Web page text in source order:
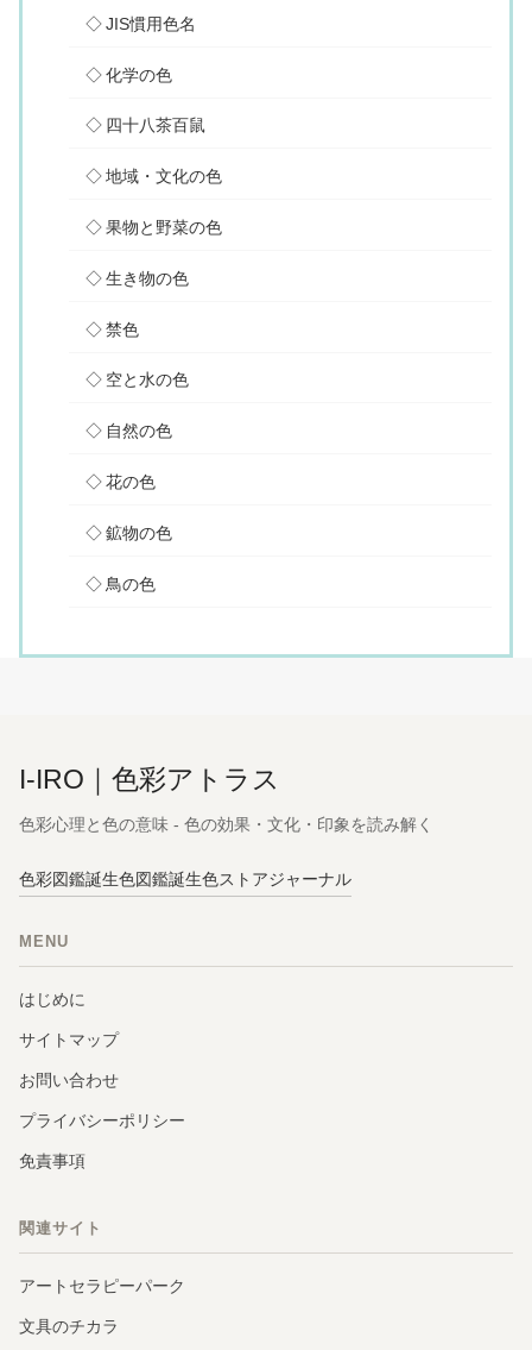
JIS慣用色名
化学の色
四十八茶百鼠
地域・文化の色
果物と野菜の色
生き物の色
禁色
空と水の色
自然の色
花の色
鉱物の色
鳥の色
I-IRO｜色彩アトラス
色彩心理と色の意味 - 色の効果・文化・印象を読み解く
色彩図鑑誕生色図鑑誕生色ストアジャーナル
MENU
はじめに
サイトマップ
お問い合わせ
プライバシーポリシー
免責事項
関連サイト
アートセラピーパーク
文具のチカラ